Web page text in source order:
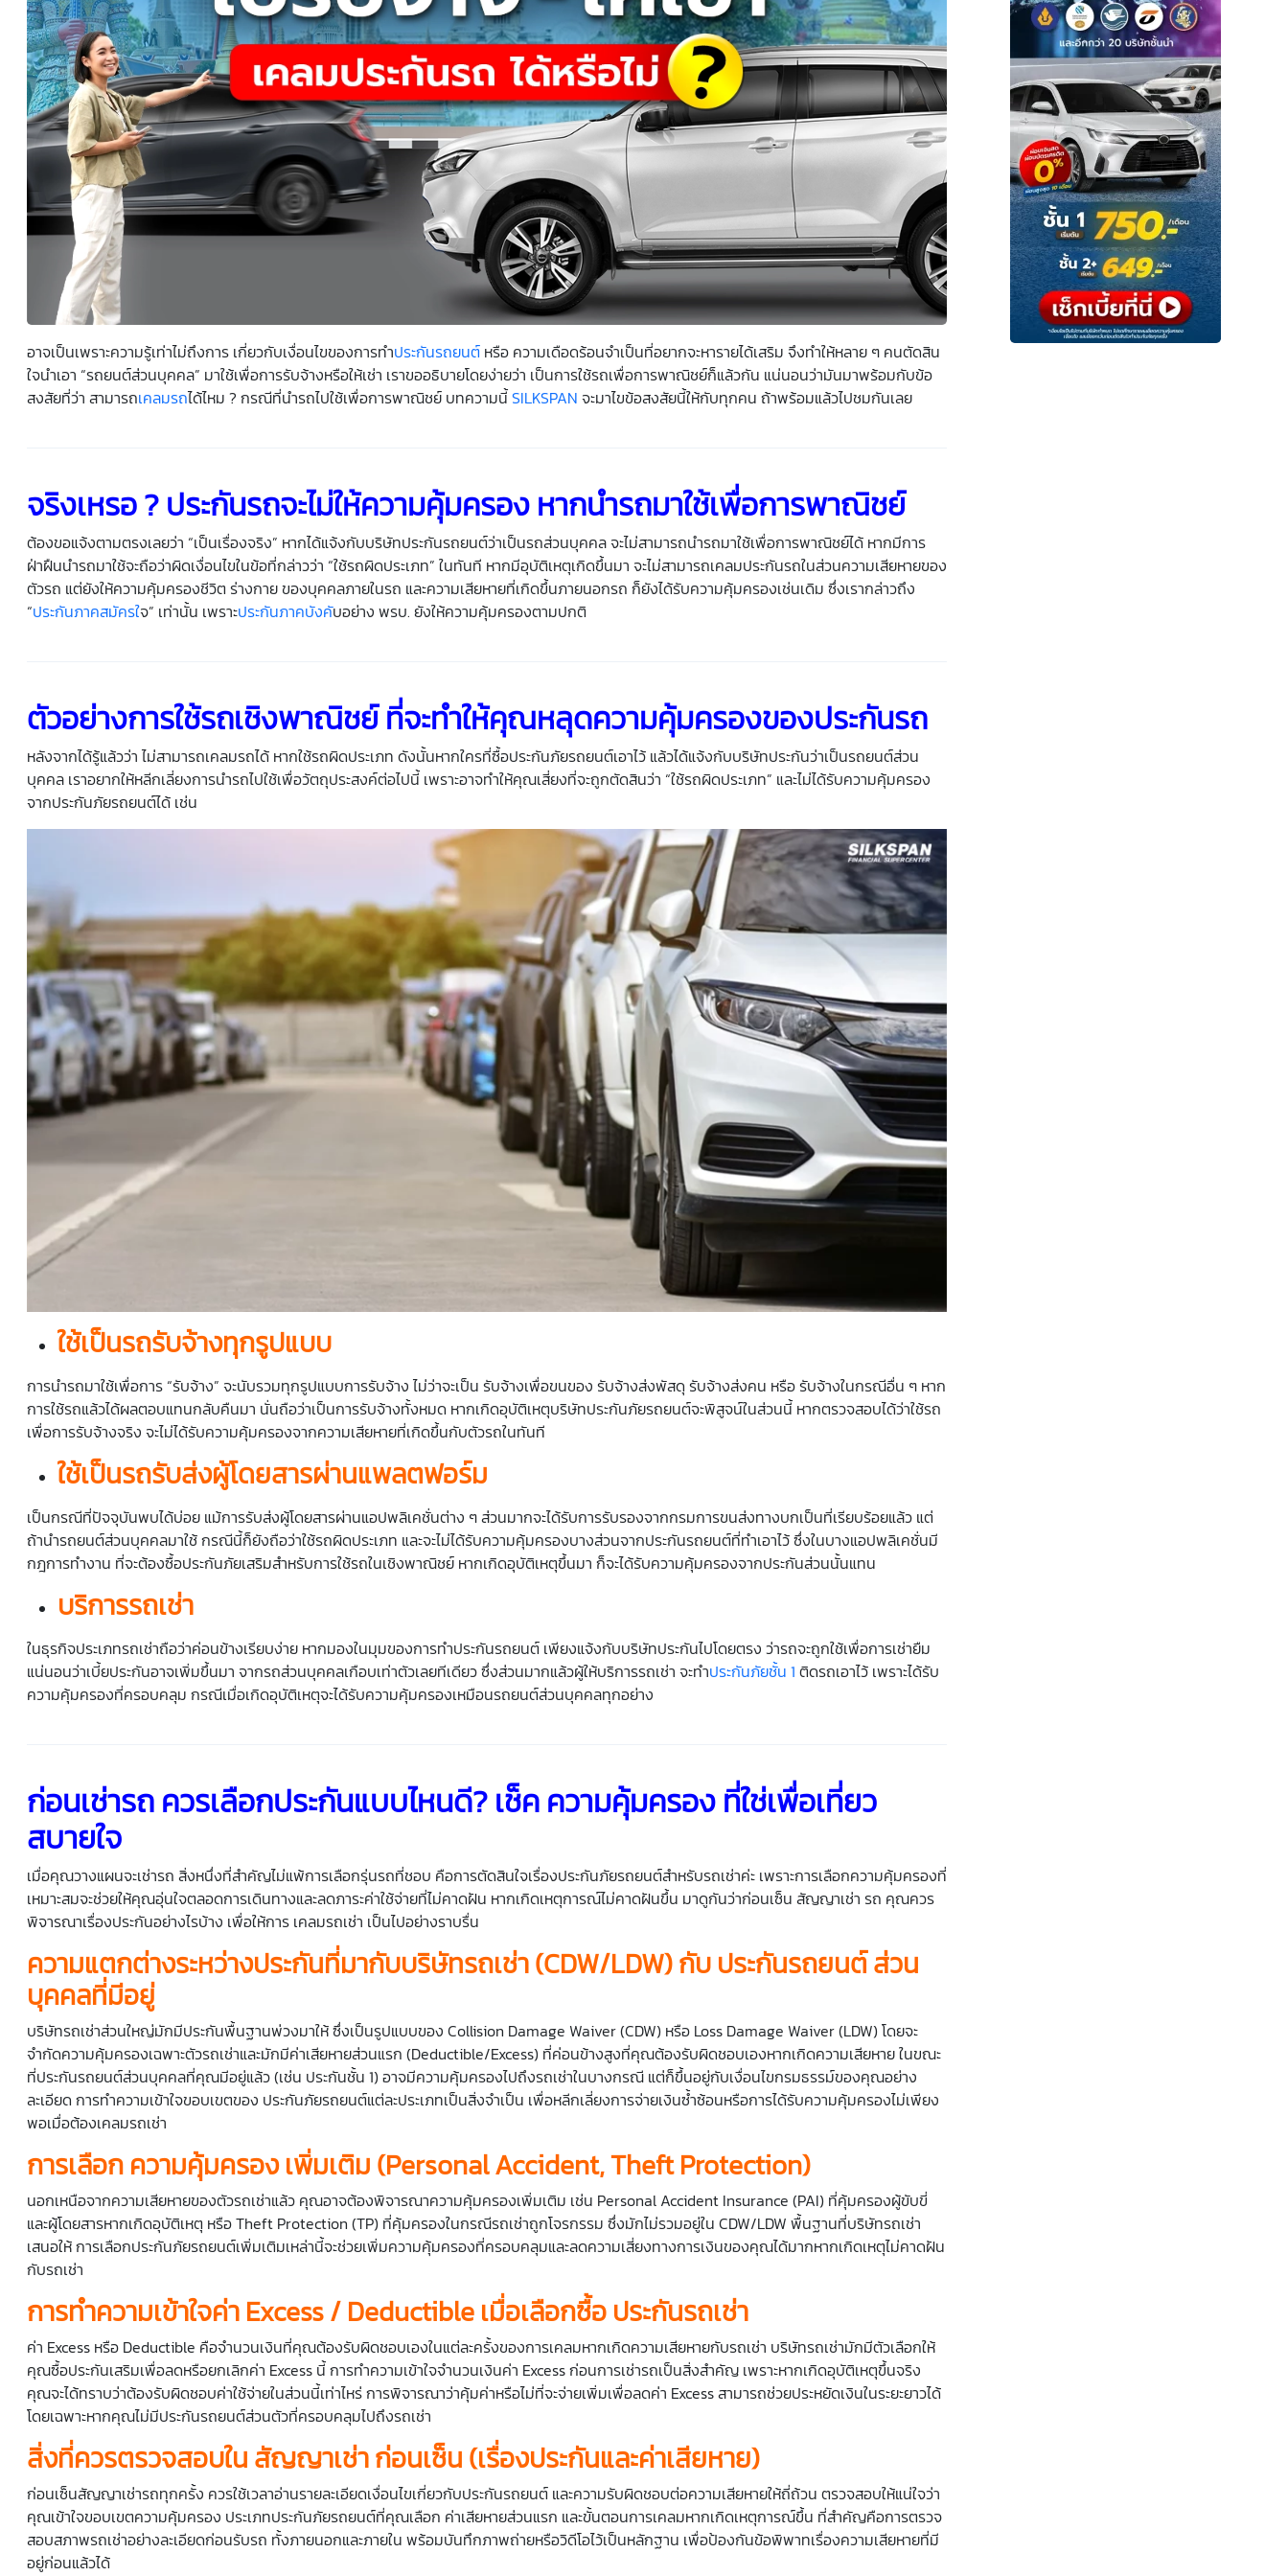
สมัครใจ ปราศจากการบังคับหรือชักจูง และข้าพเจ้าทราบว่า
ข้าพเจ้าสามารถถอนความยินยอมนี้เสียเมื่อใดก็ได้ เว้นแต่ใน
กรณีมีข้อจำกัดสิทธิตามกฎหมายหรือยังมีสัญญาระหว่าง
ข้าพเจ้ากับสถาบันที่ให้ประโยชน์แก่ข้าพเจ้าอยู่ กรณีที่ข้าพเจ้า
ประสงค์จะไม่ให้ความยินยอม ข้าพเจ้าเข้าใจและยอมรับว่า การ
ไม่ให้ความยินยอมจะมีผลทำให้ข้าพเจ้า (เช่น ข้าพเจ้าอาจได้รับ
ความสะดวกในการใช้บริการน้อยลง หรือข้าพเจ้าไม่สามารถเข้า
ถึงฟังก์ชันการใช้งานบางอย่างได้ เป็นต้น) และข้าพเจ้าทราบ
ว่าการถอนความยินยอมดังกล่าว ไม่มีผลกระทบต่อการประมวล
ผลข้อมูลส่วนบุคคลที่ได้ดำเนินการเสร็จสิ้นไปแล้วก่อนการถอน
ความยินยอม โดยข้าพเจ้าให้ถือเอาการกดเลือก “ให้ความ
ยินยอม” ในช่องสนทนา เป็นการแสดงเจตนายินยอมของ
ข้าพเจ้าแทนการลงลายมือชื่อเป็นหลักฐาน
อาจเป็นเพราะความรู้เท่าไม่ถึงการ เกี่ยวกับเงื่อนไขของการทำประกันรถยนต์ หรือ ความเดือดร้อนจำเป็นที่อยากจะหารายได้เสริม จึงทำให้หลาย ๆ คนตัดสิน
ใจนำเอา “รถยนต์ส่วนบุคคล” มาใช้เพื่อการรับจ้างหรือให้เช่า เราขออธิบายโดยง่ายว่า เป็นการใช้รถเพื่อการพาณิชย์ก็แล้วกัน แน่นอนว่ามันมาพร้อมกับข้อ
สงสัยที่ว่า สามารถเคลมรถได้ไหม ? กรณีที่นำรถไปใช้เพื่อการพาณิชย์ บทความนี้SILKSPAN จะมาไขข้อสงสัยนี้ให้กับทุกคน ถ้าพร้อมแล้วไปชมกันเลย
จริงเหรอ ?ประกันรถจะไม่ให้ความคุ้มครอง หากนำรถมาใช้เพื่อการพาณิชย์
ต้องขอแจ้งตามตรงเลยว่า “เป็นเรื่องจริง” หากได้แจ้งกับบริษัทประกันรถยนต์ว่าเป็นรถส่วนบุคคล จะไม่สามารถนำรถมาใช้เพื่อการพาณิชย์ได้ หากมีการ
ฝ่าฝืนนำรถมาใช้จะถือว่าผิดเงื่อนไขในข้อที่กล่าวว่า “ใช้รถผิดประเภท” ในทันที หากมีอุบัติเหตุเกิดขึ้นมา จะไม่สามารถเคลมประกันรถในส่วนความเสียหายของ
ตัวรถ แต่ยังให้ความคุ้มครองชีวิต ร่างกาย ของบุคคลภายในรถ และความเสียหายที่เกิดขึ้นภายนอกรถ ก็ยังได้รับความคุ้มครองเช่นเดิม ซึ่งเรากล่าวถึง
“ประกันภาคสมัครใจ” เท่านั้น เพราะประกันภาคบังคับอย่าง พรบ. ยังให้ความคุ้มครองตามปกติ
ตัวอย่างการใช้รถเชิงพาณิชย์ ที่จะทำให้คุณหลุดความคุ้มครองของประกันรถ
หลังจากได้รู้แล้วว่า ไม่สามารถเคลมรถได้ หากใช้รถผิดประเภท ดังนั้นหากใครที่ซื้อประกันภัยรถยนต์เอาไว้ แล้วได้แจ้งกับบริษัทประกันว่าเป็นรถยนต์ส่วน
บุคคล เราอยากให้หลีกเลี่ยงการนำรถไปใช้เพื่อวัตถุประสงค์ต่อไปนี้ เพราะอาจทำให้คุณเสี่ยงที่จะถูกตัดสินว่า “ใช้รถผิดประเภท” และไม่ได้รับความคุ้มครอง
จากประกันภัยรถยนต์ได้ เช่น
ใช้เป็นรถรับจ้างทุกรูปแบบ
การนำรถมาใช้เพื่อการ “รับจ้าง” จะนับรวมทุกรูปแบบการรับจ้าง ไม่ว่าจะเป็น รับจ้างเพื่อขนของ รับจ้างส่งพัสดุ รับจ้างส่งคน หรือ รับจ้างในกรณีอื่น ๆ หาก
การใช้รถแล้วได้ผลตอบแทนกลับคืนมา นั่นถือว่าเป็นการรับจ้างทั้งหมด หากเกิดอุบัติเหตุบริษัทประกันภัยรถยนต์จะพิสูจน์ในส่วนนี้ หากตรวจสอบได้ว่าใช้รถ
เพื่อการรับจ้างจริง จะไม่ได้รับความคุ้มครองจากความเสียหายที่เกิดขึ้นกับตัวรถในทันที
ใช้เป็นรถรับส่งผู้โดยสารผ่านแพลตฟอร์ม
เป็นกรณีที่ปัจจุบันพบได้บ่อย แม้การรับส่งผู้โดยสารผ่านแอปพลิเคชั่นต่าง ๆ ส่วนมากจะได้รับการรับรองจากกรมการขนส่งทางบกเป็นที่เรียบร้อยแล้ว แต่
ถ้านำรถยนต์ส่วนบุคคลมาใช้ กรณีนี้ก็ยังถือว่าใช้รถผิดประเภท และจะไม่ได้รับความคุ้มครองบางส่วนจากประกันรถยนต์ที่ทำเอาไว้ ซึ่งในบางแอปพลิเคชั่นมี
กฎการทำงาน ที่จะต้องซื้อประกันภัยเสริมสำหรับการใช้รถในเชิงพาณิชย์ หากเกิดอุบัติเหตุขึ้นมา ก็จะได้รับความคุ้มครองจากประกันส่วนนั้นแทน
บริการรถเช่า
ในธุรกิจประเภทรถเช่าถือว่าค่อนข้างเรียบง่าย หากมองในมุมของการทำประกันรถยนต์ เพียงแจ้งกับบริษัทประกันไปโดยตรง ว่ารถจะถูกใช้เพื่อการเช่ายืม
แน่นอนว่าเบี้ยประกันอาจเพิ่มขึ้นมา จากรถส่วนบุคคลเกือบเท่าตัวเลยทีเดียว ซึ่งส่วนมากแล้วผู้ให้บริการรถเช่า จะทำประกันภัยชั้น 1 ติดรถเอาไว้ เพราะได้รับ
ความคุ้มครองที่ครอบคลุม กรณีเมื่อเกิดอุบัติเหตุจะได้รับความคุ้มครองเหมือนรถยนต์ส่วนบุคคลทุกอย่าง
ก่อนเช่ารถ ควรเลือกประกันแบบไหนดี? เช็คความคุ้มครองที่ใช่เพื่อเที่ยว
สบายใจ
เมื่อคุณวางแผนจะเช่ารถ สิ่งหนึ่งที่สำคัญไม่แพ้การเลือกรุ่นรถที่ชอบ คือการตัดสินใจเรื่องประกันภัยรถยนต์สำหรับรถเช่าค่ะ เพราะการเลือกความคุ้มครองที่
เหมาะสมจะช่วยให้คุณอุ่นใจตลอดการเดินทางและลดภาระค่าใช้จ่ายที่ไม่คาดฝัน หากเกิดเหตุการณ์ไม่คาดฝันขึ้น มาดูกันว่าก่อนเซ็น สัญญาเช่า รถ คุณควร
พิจารณาเรื่องประกันอย่างไรบ้าง เพื่อให้การ เคลมรถเช่า เป็นไปอย่างราบรื่น
ความแตกต่างระหว่างประกันที่มากับบริษัทรถเช่า (CDW/LDW) กับประกันรถยนต์ส่วน
บุคคลที่มีอยู่
บริษัทรถเช่าส่วนใหญ่มักมีประกันพื้นฐานพ่วงมาให้ ซึ่งเป็นรูปแบบของ Collision Damage Waiver (CDW) หรือ Loss Damage Waiver (LDW) โดยจะ
จำกัดความคุ้มครองเฉพาะตัวรถเช่าและมักมีค่าเสียหายส่วนแรก (Deductible/Excess) ที่ค่อนข้างสูงที่คุณต้องรับผิดชอบเองหากเกิดความเสียหาย ในขณะ
ที่ประกันรถยนต์ส่วนบุคคลที่คุณมีอยู่แล้ว (เช่น ประกันชั้น 1) อาจมีความคุ้มครองไปถึงรถเช่าในบางกรณี แต่ก็ขึ้นอยู่กับเงื่อนไขกรมธรรม์ของคุณอย่าง
ละเอียด การทำความเข้าใจขอบเขตของ ประกันภัยรถยนต์แต่ละประเภทเป็นสิ่งจำเป็น เพื่อหลีกเลี่ยงการจ่ายเงินซ้ำซ้อนหรือการได้รับความคุ้มครองไม่เพียง
พอเมื่อต้องเคลมรถเช่า
การเลือกความคุ้มครองเพิ่มเติม (Personal Accident, Theft Protection)
นอกเหนือจากความเสียหายของตัวรถเช่าแล้ว คุณอาจต้องพิจารณาความคุ้มครองเพิ่มเติม เช่น Personal Accident Insurance (PAI) ที่คุ้มครองผู้ขับขี่
และผู้โดยสารหากเกิดอุบัติเหตุ หรือ Theft Protection (TP) ที่คุ้มครองในกรณีรถเช่าถูกโจรกรรม ซึ่งมักไม่รวมอยู่ใน CDW/LDW พื้นฐานที่บริษัทรถเช่า
เสนอให้ การเลือกประกันภัยรถยนต์เพิ่มเติมเหล่านี้จะช่วยเพิ่มความคุ้มครองที่ครอบคลุมและลดความเสี่ยงทางการเงินของคุณได้มากหากเกิดเหตุไม่คาดฝัน
กับรถเช่า
การทำความเข้าใจค่า Excess / Deductible เมื่อเลือกซื้อประกันรถเช่า
ค่า Excess หรือ Deductible คือจำนวนเงินที่คุณต้องรับผิดชอบเองในแต่ละครั้งของการเคลมหากเกิดความเสียหายกับรถเช่า บริษัทรถเช่ามักมีตัวเลือกให้
คุณซื้อประกันเสริมเพื่อลดหรือยกเลิกค่า Excess นี้ การทำความเข้าใจจำนวนเงินค่า Excess ก่อนการเช่ารถเป็นสิ่งสำคัญ เพราะหากเกิดอุบัติเหตุขึ้นจริง
คุณจะได้ทราบว่าต้องรับผิดชอบค่าใช้จ่ายในส่วนนี้เท่าไหร่ การพิจารณาว่าคุ้มค่าหรือไม่ที่จะจ่ายเพิ่มเพื่อลดค่า Excess สามารถช่วยประหยัดเงินในระยะยาวได้
โดยเฉพาะหากคุณไม่มีประกันรถยนต์ส่วนตัวที่ครอบคลุมไปถึงรถเช่า
สิ่งที่ควรตรวจสอบในสัญญาเช่าก่อนเซ็น (เรื่องประกันและค่าเสียหาย)
ก่อนเซ็นสัญญาเช่ารถทุกครั้ง ควรใช้เวลาอ่านรายละเอียดเงื่อนไขเกี่ยวกับประกันรถยนต์ และความรับผิดชอบต่อความเสียหายให้ถี่ถ้วน ตรวจสอบให้แน่ใจว่า
คุณเข้าใจขอบเขตความคุ้มครอง ประเภทประกันภัยรถยนต์ที่คุณเลือก ค่าเสียหายส่วนแรก และขั้นตอนการเคลมหากเกิดเหตุการณ์ขึ้น ที่สำคัญคือการตรวจ
สอบสภาพรถเช่าอย่างละเอียดก่อนรับรถ ทั้งภายนอกและภายใน พร้อมบันทึกภาพถ่ายหรือวิดีโอไว้เป็นหลักฐาน เพื่อป้องกันข้อพิพาทเรื่องความเสียหายที่มี
อยู่ก่อนแล้วได้